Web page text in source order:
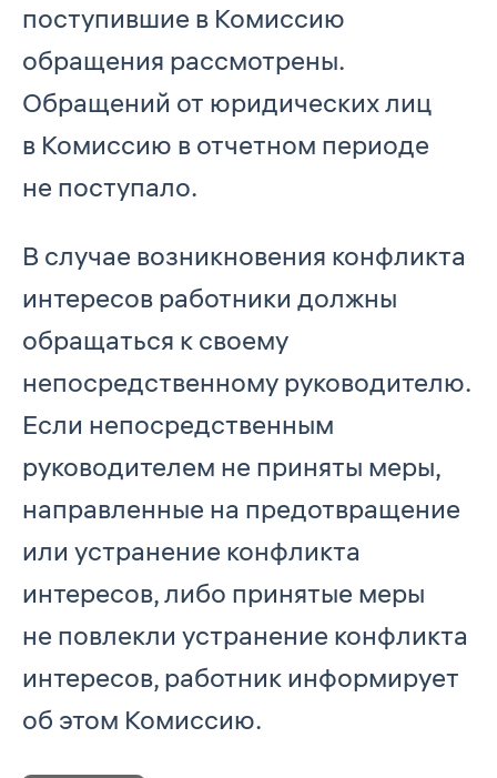
поступившие в Комиссию
обращения рассмотрены.
Обращений от юридических лиц
в Комиссию в отчетном периоде
не поступало.
В случае возникновения конфликта
интересов работники должны
обращаться к своему
непосредственному руководителю.
Если непосредственным
руководителем не приняты меры,
направленные на предотвращение
или устранение конфликта
интересов, либо принятые меры
не повлекли устранение конфликта
интересов, работник информирует
об этом Комиссию.